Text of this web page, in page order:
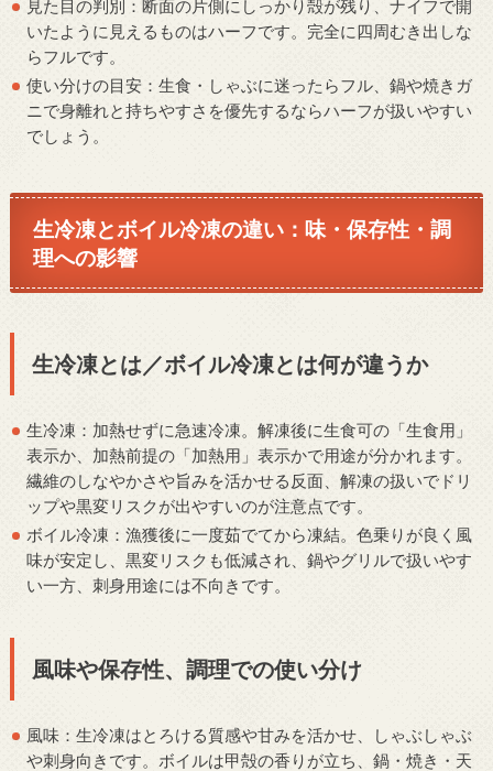
見た目の判別：断面の片側にしっかり殻が残り、ナイフで開
いたように見えるものはハーフです。完全に四周むき出しな
らフルです。
使い分けの目安：生食・しゃぶに迷ったらフル、鍋や焼きガ
ニで身離れと持ちやすさを優先するならハーフが扱いやすい
でしょう。
生冷凍とボイル冷凍の違い：味・保存性・調
理への影響
生冷凍とは／ボイル冷凍とは何が違うか
生冷凍：加熱せずに急速冷凍。解凍後に生食可の「生食用」
表示か、加熱前提の「加熱用」表示かで用途が分かれます。
繊維のしなやかさや旨みを活かせる反面、解凍の扱いでドリ
ップや黒変リスクが出やすいのが注意点です。
ボイル冷凍：漁獲後に一度茹でてから凍結。色乗りが良く風
味が安定し、黒変リスクも低減され、鍋やグリルで扱いやす
い一方、刺身用途には不向きです。
風味や保存性、調理での使い分け
風味：生冷凍はとろける質感や甘みを活かせ、しゃぶしゃぶ
や刺身向きです。ボイルは甲殻の香りが立ち、鍋・焼き・天